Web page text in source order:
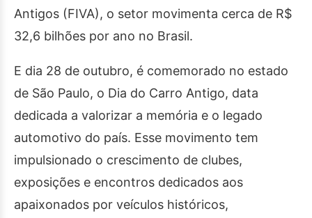
Antigos (FIVA), o setor movimenta cerca de R$
32,6 bilhões por ano no Brasil.
E dia 28 de outubro, é comemorado no estado
de São Paulo, o Dia do Carro Antigo, data
dedicada a valorizar a memória e o legado
automotivo do país. Esse movimento tem
impulsionado o crescimento de clubes,
exposições e encontros dedicados aos
apaixonados por veículos históricos,